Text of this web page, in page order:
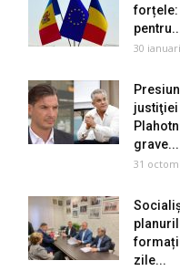
forțele:
30
justiţiei
grave...
31
zile...